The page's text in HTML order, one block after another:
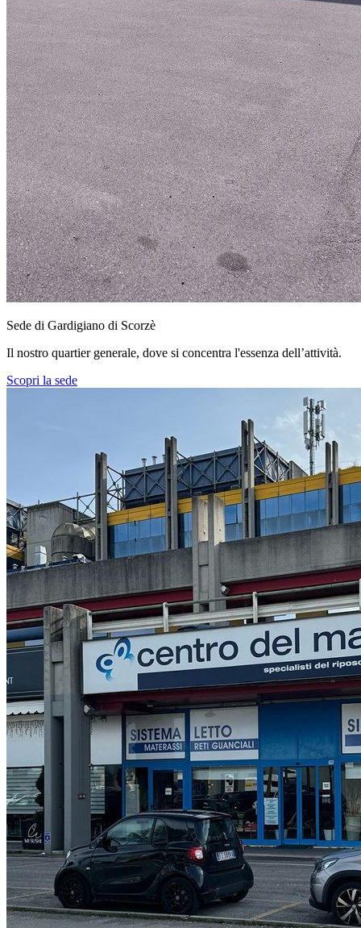
Sede di Gardigiano di Scorzè
Il nostro quartier generale, dove si concentra l'essenza dell’attività.
Scopri la sede